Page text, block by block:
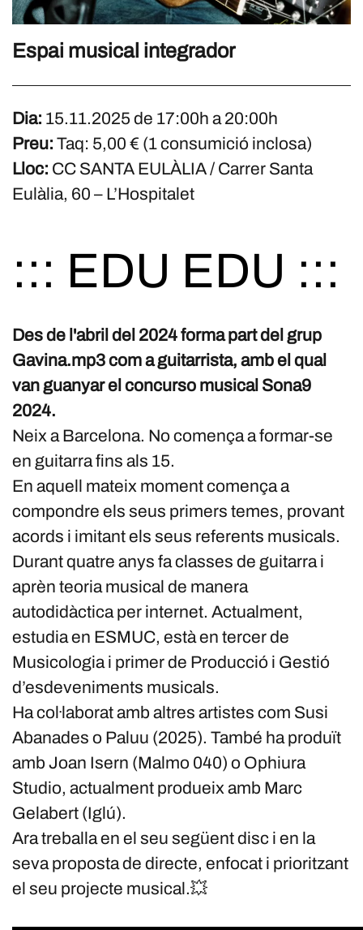
Espai musical integrador
Dia: 15.11.2025 de 17:00h a 20:00h
Preu: Taq: 5,00 € (1 consumició inclosa)
Lloc: CC SANTA EULÀLIA / Carrer Santa
Eulàlia, 60 – L’Hospitalet
::: EDU EDU :::
Des de l'abril del 2024 forma part del grup
Gavina.mp3 com a guitarrista, amb el qual
van guanyar el concurso musical Sona9
2024.
Neix a Barcelona. No comença a formar-se
en guitarra fins als 15.
En aquell mateix moment comença a
compondre els seus primers temes, provant
acords i imitant els seus referents musicals.
Durant quatre anys fa classes de guitarra i
aprèn teoria musical de manera
autodidàctica per internet. Actualment,
estudia en ESMUC, està en tercer de
Musicologia i primer de Producció i Gestió
d’esdeveniments musicals.
Ha col·laborat amb altres artistes com Susi
Abanades o Paluu (2025). També ha produït
amb Joan Isern (Malmo 040) o Ophiura
Studio, actualment produeix amb Marc
Gelabert (Iglú).
Ara treballa en el seu següent disc i en la
seva proposta de directe, enfocat i prioritzant
el seu projecte musical.💥